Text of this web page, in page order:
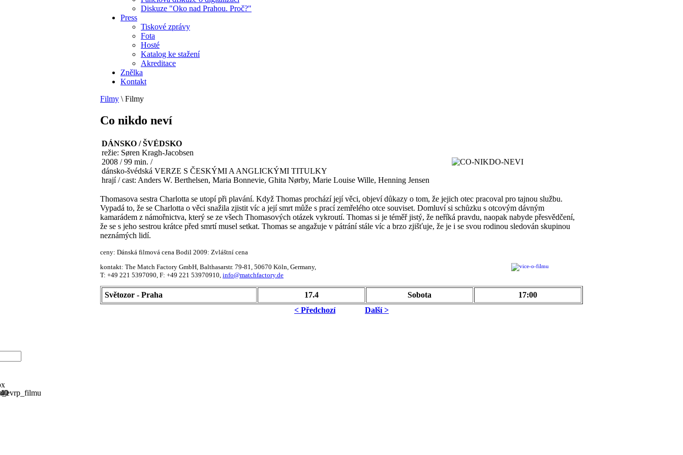
Diskuze "Oko nad Prahou. Proč?"
Press
Tiskové zprávy
Fota
Hosté
Katalog ke stažení
Akreditace
Znělka
Kontakt
Filmy \ Filmy
Co nikdo neví
DÁNSKO / ŠVÉDSKO
režie: Søren Kragh-Jacobsen
2008 / 99 min. /
dánsko-švédská VERZE S ČESKÝMI A ANGLICKÝMI TITULKY
hrají / cast: Anders W. Berthelsen, Maria Bonnevie, Ghita Nørby, Marie Louise Wille, Henning Jensen
Thomasova sestra Charlotta se utopí při plavání. Když Thomas prochází její věci, objeví důkazy o tom, že jejich otec pracoval pro tajnou službu.
Vypadá to, že se Charlotta o věci snažila zjistit víc a její smrt může s prací zemřelého otce souviset. Domluví si schůzku s otcovým dávným
kamarádem z námořnictva, který se ze všech Thomasových otázek vykroutí. Thomas si je téměř jistý, že neříká pravdu, naopak nabyde přesvědčení,
že se s jeho sestrou krátce před smrtí musel setkat. Thomas se angažuje v pátrání stále víc a brzo zjišťuje, že je i se svou rodinou sledován skupinou
neznámých lidí.
ceny: Dánská filmová cena Bodil 2009: Zvláštní cena
kontakt: The Match Factory GmbH, Balthasarstr. 79-81, 50670 Köln, Germany,
T: +49 221 5397090, F: +49 221 53970910, info@matchfactory.de
Světozor - Praha 17.4 Sobota
17:00
< Předchozí
Další >